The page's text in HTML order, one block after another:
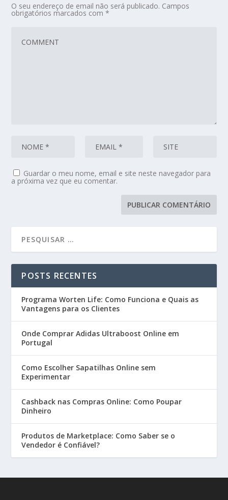
O seu endereço de email não será publicado. Campos
obrigatórios marcados com*
Guardar o meu nome, email e site neste navegador para
a próxima vez que eu comentar.
POSTS RECENTES
Programa Worten Life: Como Funciona e Quais as
Vantagens para os Clientes
Onde Comprar Adidas Ultraboost Online em
Portugal
Como Escolher Sapatilhas Online sem
Experimentar
Cashback nas Compras Online: Como Poupar
Dinheiro
Produtos de Marketplace: Como Saber se o
Vendedor é Confiável?